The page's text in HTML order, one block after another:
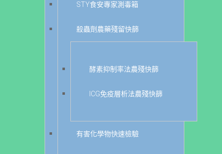
STY食安專家測毒箱
殺蟲劑農藥殘留快篩
酵素抑制率法農殘快篩
ICG免疫層析法農殘快篩
有害化學物快速檢驗